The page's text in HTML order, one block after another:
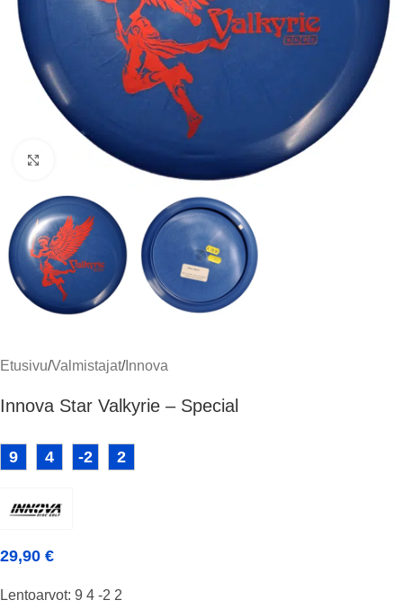
Klikkaa suuremmaksi
Etusivu/Valmistajat/Innova
Innova Star Valkyrie – Special
9 4 -2 2
29,90 €
Lentoarvot: 9 4 -2 2